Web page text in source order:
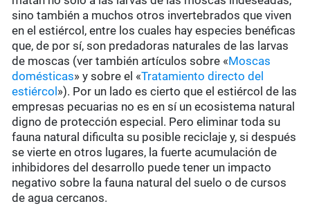
sino también a muchos otros invertebrados que viven
en el estiércol, entre los cuales hay especies benéficas
que, de por sí, son predadoras naturales de las larvas
de moscas (ver también artículos sobre «Moscas
domésticas» y sobre el «Tratamiento directo del
estiércol »). Por un lado es cierto que el estiércol de las
empresas pecuarias no es en sí un ecosistema natural
digno de protección especial. Pero eliminar toda su
fauna natural dificulta su posible reciclaje y, si después
se vierte en otros lugares, la fuerte acumulación de
inhibidores del desarrollo puede tener un impacto
negativo sobre la fauna natural del suelo o de cursos
de agua cercanos.